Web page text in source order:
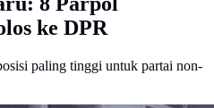
ke DPR
paling tinggi untuk partai non-